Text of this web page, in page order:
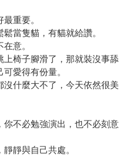
重要。
當隻貓，有貓就給讚。
意。
椅子腳滑了，那就裝沒事舔
愛得有份量。
什麼大不了，今天依然很美
你不必勉強演出，也不必刻意
靜與自己共處。